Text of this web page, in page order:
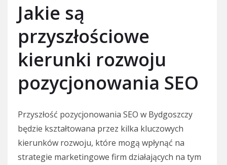
Jakie są
przyszłościowe
kierunki rozwoju
pozycjonowania SEO
Przyszłość pozycjonowania SEO w Bydgoszczy
będzie kształtowana przez kilka kluczowych
kierunków rozwoju, które mogą wpłynąć na
strategie marketingowe firm działających na tym